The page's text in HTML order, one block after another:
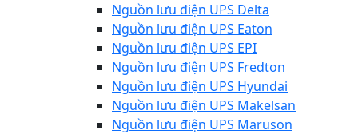
Nguồn lưu điện UPS Delta
Nguồn lưu điện UPS Eaton
Nguồn lưu điện UPS EPI
Nguồn lưu điện UPS Fredton
Nguồn lưu điện UPS Hyundai
Nguồn lưu điện UPS Makelsan
Nguồn lưu điện UPS Maruson